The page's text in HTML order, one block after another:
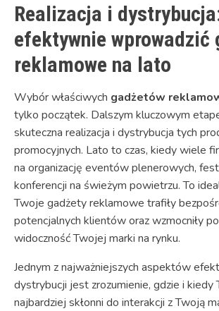
Realizacja i
efektywnie wprowadzić
reklamowe na lato
Wybór właściwych gadżetów
tylko początek. Dalszym kluczowym
skuteczna realizacja i dystrybucja tych
promocyjnych. Lato to czas, kiedy wiele
na organizację eventów plenerowych,
konferencji na świeżym powietrzu. To
Twoje gadżety reklamowe trafiły
potencjalnych klientów oraz wzmocniły
widoczność Twojej marki na rynku.
Jednym z najważniejszych aspektów
dystrybucji jest zrozumienie, gdzie i kiedy
najbardziej skłonni do interakcji z Twoją